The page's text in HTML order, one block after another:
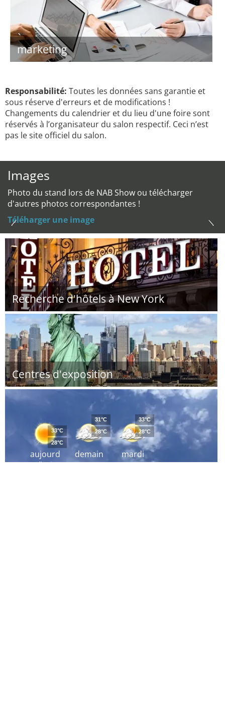
marketing
Responsabilité: Toutes les données sans garantie et
sous réserve d'erreurs et de modifications !
Changements du calendrier et du lieu d'une foire sont
réservés à l’organisateur du salon respectif. Ceci n’est
pas le site officiel du salon.
Images
Photo du stand lors de NAB Show ou télécharger
d'autres photos correspondantes !
Téléharger une image
Recherche d'hôtels à New York
Centres d'exposition
aujourd
´hui
33°C
28°C
demain
31°C
28°C
mardi
33°C
28°C